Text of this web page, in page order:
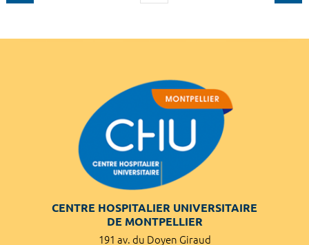
CENTRE HOSPITALIER UNIVERSITAIRE
DE MONTPELLIER
191 av. du Doyen Giraud